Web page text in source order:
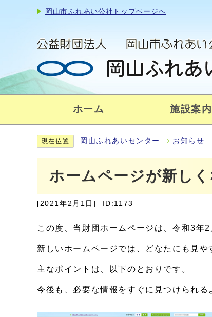
岡山市ふれあい公社トップページへ
ホーム 施設案内
現在位置 岡山ふれあいセンター お知らせ
ホームページが新し
[2021年2月1日] ID:1173
この度、当財団ホームページは、令和3年
新しいホームページでは、どなたにも見
主なポイントは、以下のとおりです。
今後も、必要な情報をすぐに見つけられ